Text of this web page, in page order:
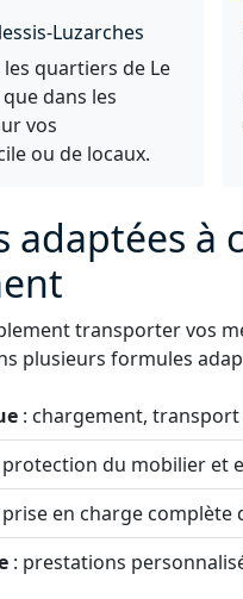
Luzarches
quartiers de Le
dans les
vos
ou de locaux.
adaptées à
transporter vos
plusieurs formules
: chargement,
protection du mobilier et
prise en charge complète
: prestations